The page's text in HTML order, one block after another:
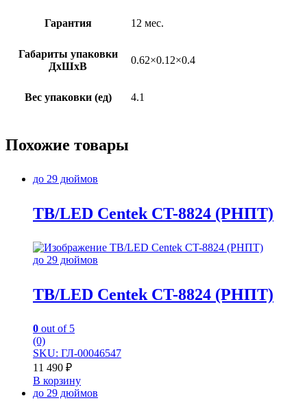
Гарантия 12 мес.
Габариты упаковки
ДхШхВ
0.62×0.12×0.4
Вес упаковки (ед) 4.1
Похожие товары
до 29 дюймов
TB/LED Centek CT-8824 (РНПТ)
до 29 дюймов
TB/LED Centek CT-8824 (РНПТ)
0 out of 5
(0)
SKU: ГЛ-00046547
11 490 ₽
В корзину
до 29 дюймов